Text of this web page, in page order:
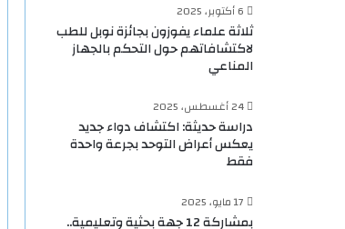
6 أكتوبر، 2025
ثلاثة علماء يفوزون بجائزة نوبل للطب
لاكتشافاتهم حول التحكم بالجهاز
المناعي
24 أغسطس، 2025
دراسة حديثة: اكتشاف دواء جديد
يعكس أعراض التوحد بجرعة واحدة
فقط
17 مايو، 2025
بمشاركة 12 جهة بحثية وتعليمية..